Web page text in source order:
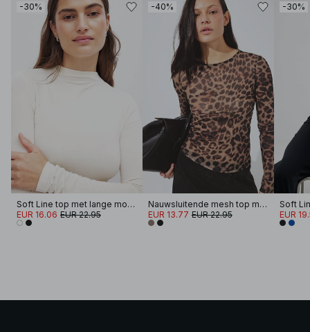
-30%
Soft Line top met lange mouwen en trechterhals
EUR 16.06 EUR 22.95
-40%
Nauwsluitende mesh top met ronde hals
EUR 13.77 EUR 22.95
-30%
EUR